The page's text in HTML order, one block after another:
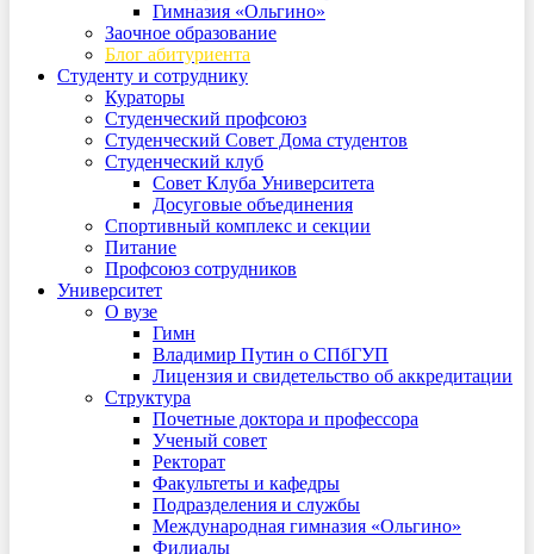
Гимназия «Ольгино»
Заочное образование
Блог абитуриента
Студенту и сотруднику
Кураторы
Студенческий профсоюз
Студенческий Совет Дома студентов
Студенческий клуб
Совет Клуба Университета
Досуговые объединения
Спортивный комплекс и секции
Питание
Профсоюз сотрудников
Университет
О вузе
Гимн
Владимир Путин о СПбГУП
Лицензия и свидетельство об аккредитации
Структура
Почетные доктора и профессора
Ученый совет
Ректорат
Факультеты и кафедры
Подразделения и службы
Международная гимназия «Ольгино»
Филиалы